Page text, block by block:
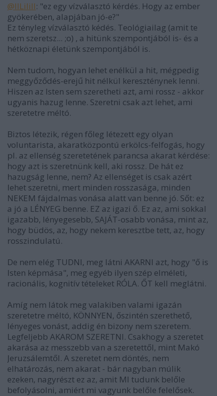
@IILiliII: "ez egy vízválasztó kérdés. Hogy az ember
gyökerében, alapjában jó-e?"
Ez tényleg vízválasztó kédés. Teológiailag (amit te
nem szeretsz... ;o) , a hitünk szempontjából is- és a
hétköznapi életünk szempontjából is.
Nem tudom, hogyan lehet enélkül a hit, mégpedig
meggyőződés-erejű hit nélkül kereszténynek lenni.
Hiszen az Isten sem szeretheti azt, ami rossz - akkor
ugyanis hazug lenne. Szeretni csak azt lehet, ami
szeretetre méltó.
Biztos létezik, régen főleg létezett egy olyan
voluntarista, akaratközpontú erkölcs-felfogás, hogy
pl. az ellenség szeretetének parancsa akarat kérdése:
hogy azt is szeretnünk kell, aki rossz. De hát ez
hazugság lenne, nem? Az ellenséget is csak azért
lehet szeretni, mert minden rosszasága, minden
NEKEM fájdalmas vonása alatt van benne jó. Sőt: ez
a jó a LÉNYEG benne. EZ az igazi ő. Ez az, ami sokkal
igazabb, lényegesebb, SAJÁT-osabb vonása, mint az,
hogy büdös, az, hogy nekem keresztbe tett, az, hogy
rosszindulatú.
De nem elég TUDNI, meg látni AKARNI azt, hogy "ő is
Isten képmása", meg egyéb ilyen szép elméleti,
racionális, kognitív tételeket RÓLA. ŐT kell meglátni.
Amíg nem látok meg valakiben valami igazán
szeretetre méltó, KÖNNYEN, őszintén szerethető,
lényeges vonást, addig én bizony nem szeretem.
Legfeljebb AKAROM SZERETNI. Csakhogy a szeretet
akarása az messzebb van a szeretettől, mint Makó
Jeruzsálemtől. A szeretet nem döntés, nem
elhatározás, nem akarat - bár nagyban múlik
ezeken, nagyrészt ez az, amit MI tudunk belőle
befolyásolni, amiért mi vagyunk belőle felelősek.